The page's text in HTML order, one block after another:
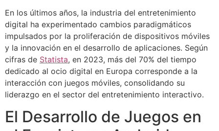
En los últimos años, la industria del entretenimiento
digital ha experimentado cambios paradigmáticos
impulsados por la proliferación de dispositivos móviles
y la innovación en el desarrollo de aplicaciones. Según
cifras de Statista, en 2023, más del 70% del tiempo
dedicado al ocio digital en Europa corresponde a la
interacción con juegos móviles, consolidando su
liderazgo en el sector del entretenimiento interactivo.
El Desarrollo de Juegos en